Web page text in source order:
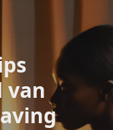
van